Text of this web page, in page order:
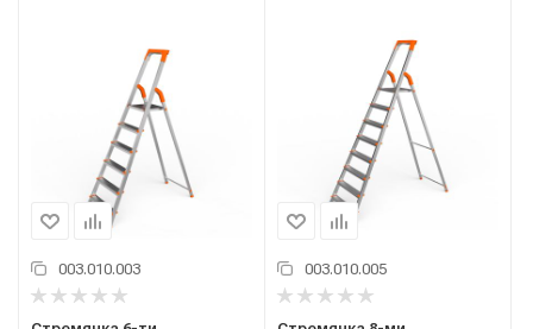
003.010.003 003.010.005